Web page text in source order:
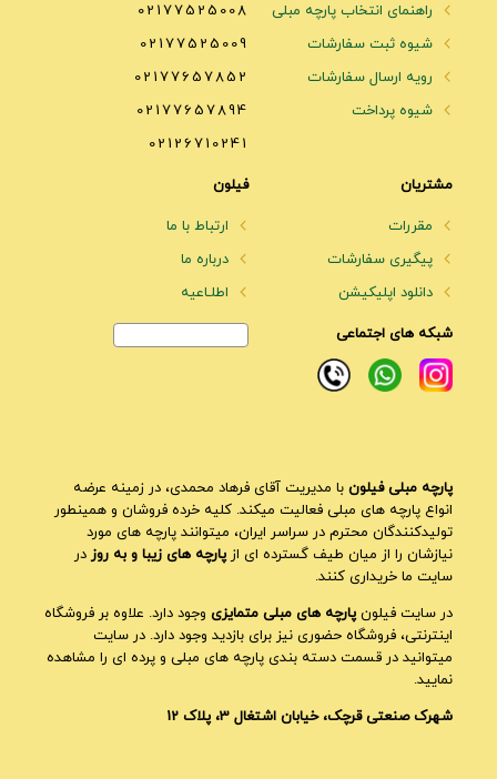
راهنمای انتخاب پارچه مبلی
شیوه ثبت سفارشات
رویه ارسال سفارشات
شیوه پرداخت
02177525008
02177525009
02177657852
02177657894
02126710241
مشتریان
مقررات
پیگیری سفارشات
دانلود اپلیکیشن
فیلون
ارتباط با ما
درباره ما
اطلـاعیه
شبکه های اجتماعی
پارچه مبلی فیلون با مدیریت آقای فرهاد محمدی، در زمینه عرضه
انواع پارچه های مبلی فعالیت میکند. کلیه خرده فروشان و همینطور
تولیدکنندگان محترم در سراسر ایران، میتوانند پارچه های مورد
نیازشان را از میان طیف گسترده ای ازپارچه های زیبا و به روز در
سایت ما خریداری کنند.
در سایت فیلونپارچه های مبلی متمایزی وجود دارد. علاوه بر فروشگاه
اینترنتی، فروشگاه حضوری نیز برای بازدید وجود دارد. در سایت
میتوانید در قسمت دسته بندی پارچه های مبلی و پرده ای را مشاهده
نمایید.
شهرک صنعتی قرچک، خیابان اشتغال 3، پلاک 12